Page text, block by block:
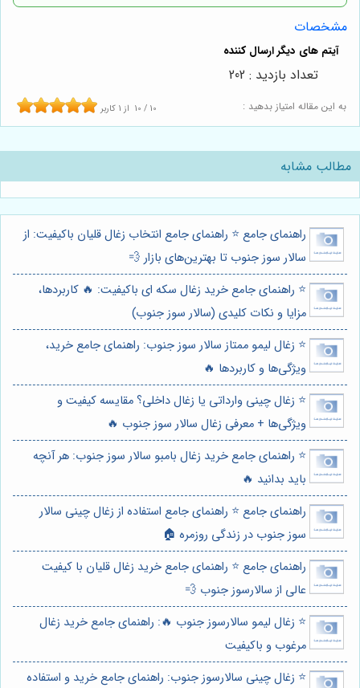
مشخصات
به این مقاله امتیاز بدهید : 10 / 10 از1 کاربر
تعداد بازدید : 202
مطالب مشابه
راهنمای جامع ⭐️ راهنمای جامع انتخاب زغال قلیان باکیفیت: از
سالار سوز جنوب تا بهترین‌های بازار 💨
⭐️ راهنمای جامع خرید زغال سکه ای باکیفیت: 🔥 کاربردها،
مزایا و نکات کلیدی (سالار سوز جنوب)
⭐️ زغال لیمو ممتاز سالار سوز جنوب: راهنمای جامع خرید،
ویژگی‌ها و کاربردها 🔥
⭐️ زغال چینی وارداتی یا زغال داخلی؟ مقایسه کیفیت و
ویژگی‌ها + معرفی زغال سالار سوز جنوب 🔥
⭐️ راهنمای جامع خرید زغال بامبو سالار سوز جنوب: هر آنچه
باید بدانید 🔥
راهنمای جامع ⭐️ راهنمای جامع استفاده از زغال چینی سالار
سوز جنوب در زندگی روزمره 🏠
راهنمای جامع ⭐️ راهنمای جامع خرید زغال قلیان با کیفیت
عالی از سالارسوز جنوب 💨
⭐️ زغال لیمو سالارسوز جنوب 🔥: راهنمای جامع خرید زغال
مرغوب و باکیفیت
⭐️ زغال چینی سالارسوز جنوب: راهنمای جامع خرید و استفاده